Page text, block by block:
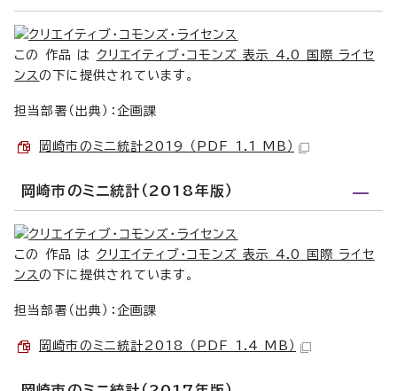
この 作品 は クリエイティブ・コモンズ 表示 4.0 国際 ライセ
ンスの下に提供されています。
担当部署（出典）：企画課
岡崎市のミニ統計2019 （PDF 1.1 MB）
岡崎市のミニ統計（2018年版）
この 作品 は クリエイティブ・コモンズ 表示 4.0 国際 ライセ
ンスの下に提供されています。
担当部署（出典）：企画課
岡崎市のミニ統計2018 （PDF 1.4 MB）